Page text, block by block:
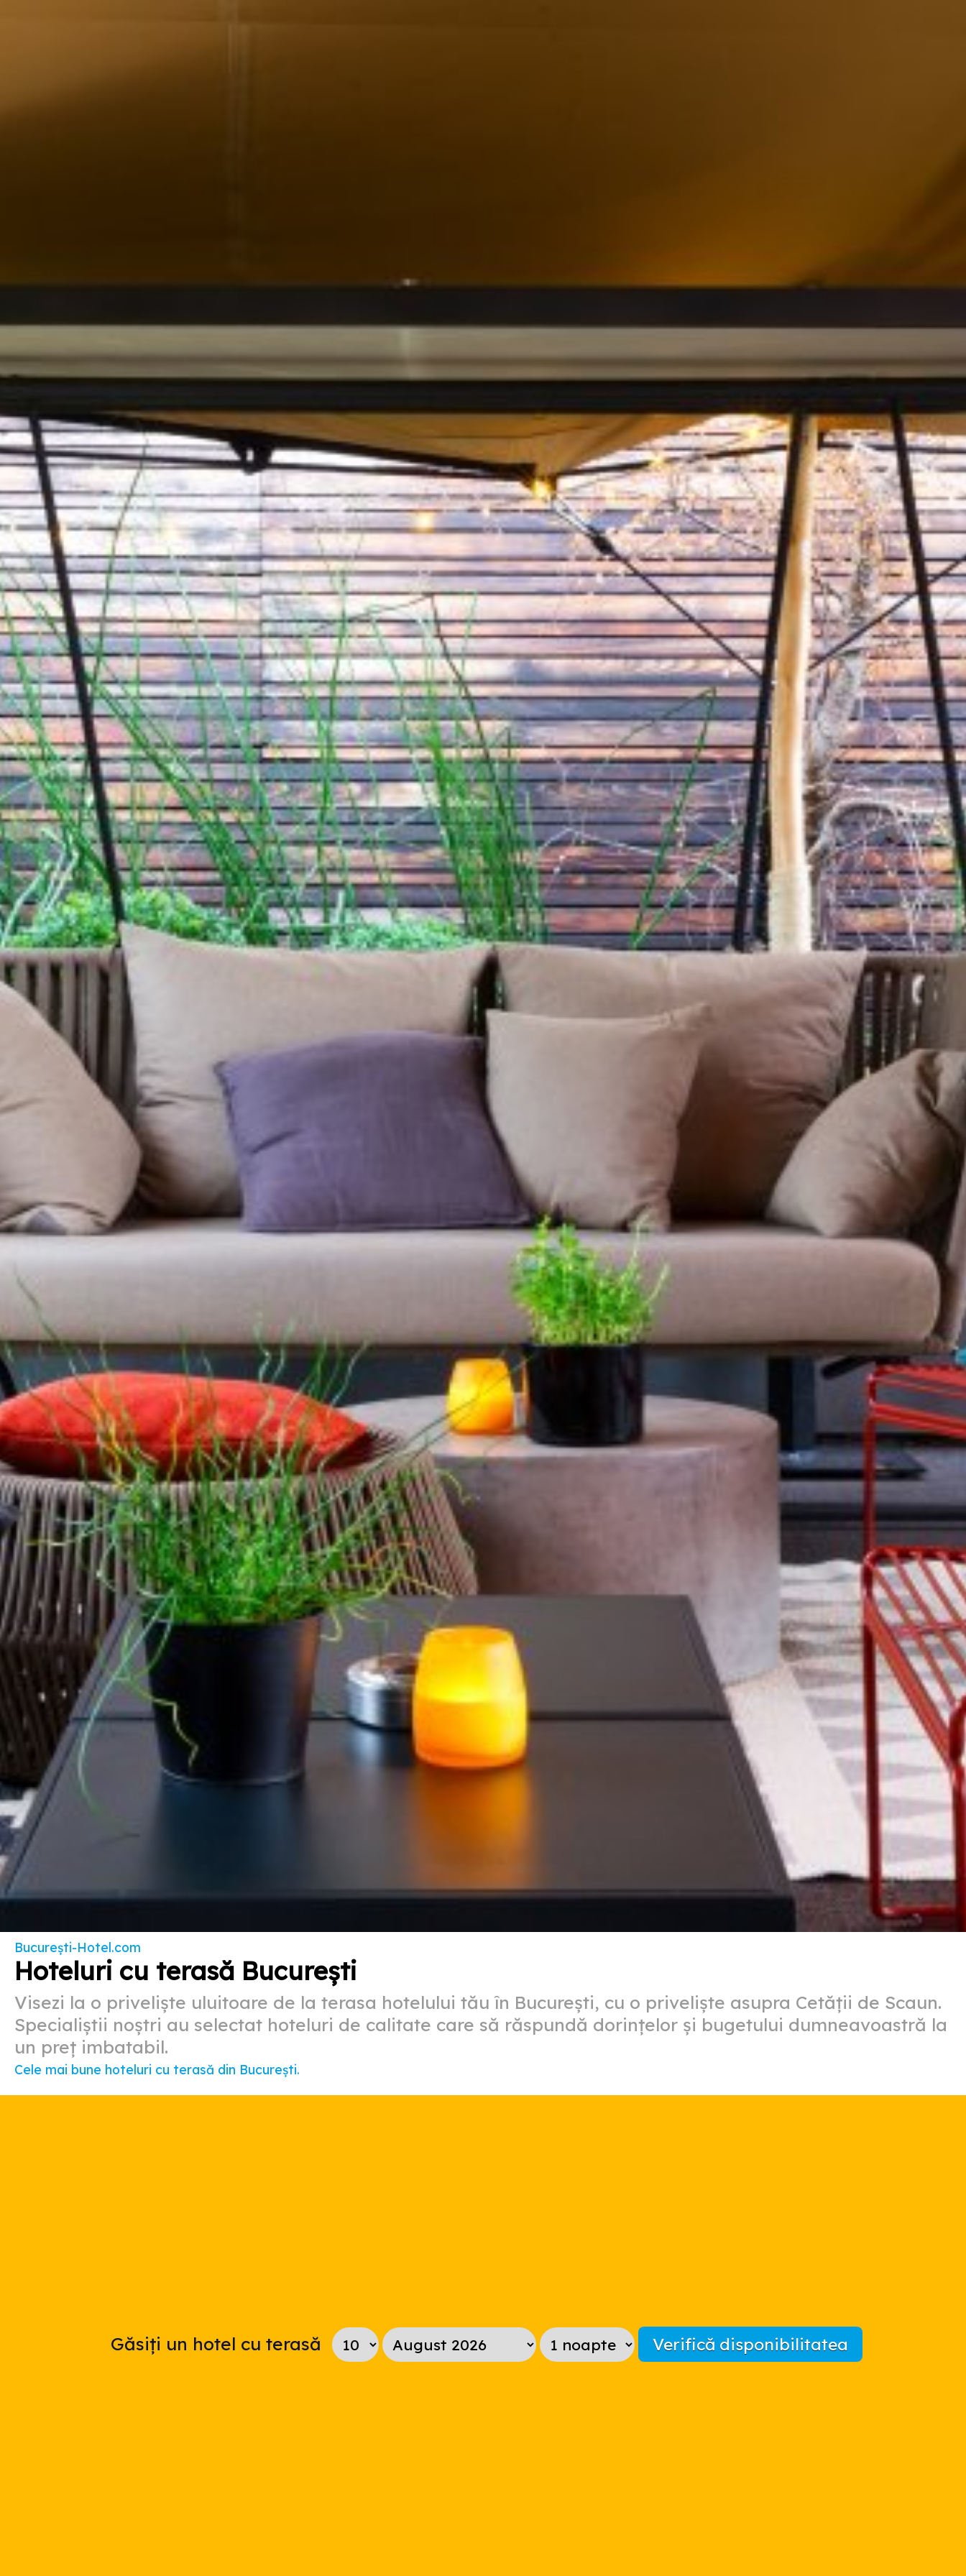
București-Hotel.com
Hoteluri cu terasă București
Visezi la o priveliște uluitoare de la terasa hotelului tău în București, cu o priveliște asupra Cetății de Scaun.
Specialiștii noștri au selectat hoteluri de calitate care să răspundă dorințelor și bugetului dumneavoastră la
un preț imbatabil.
Cele mai bune hoteluri cu terasă din București.
Găsiți un hotel cu terasă Verifică disponibilitatea